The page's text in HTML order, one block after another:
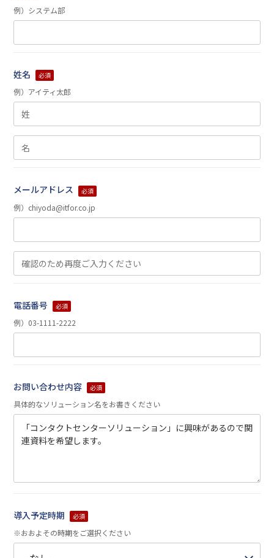
例）システム部
姓名 必須
例）アイティ太郎
メールアドレス 必須
例）chiyoda@itfor.co.jp
電話番号 必須
例）03-1111-2222
お問い合わせ内容 必須
具体的なソリューション名をお書きください
導入予定時期 必須
※おおよその時期をご選択ください